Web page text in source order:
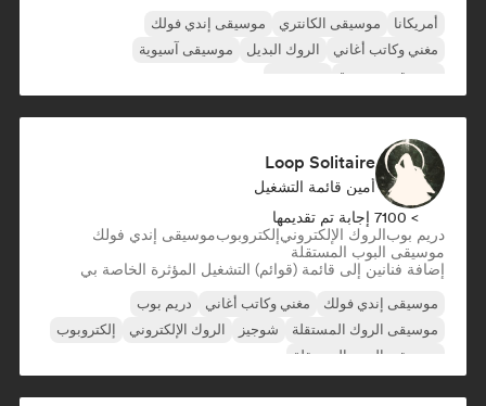
أمريكانا موسيقى الكانتري
موسيقى إندي فولك
مغني وكاتب أغاني
الروك البديل
موسيقى آسيوية
موسيقى مسيحية
Loop Solitaire
أمين قائمة التشغيل
> 7100 إجابة تم تقديمها
دريم بوبالروك الإلكترونيإلكتروبوبموسيقى إندي فولك
موسيقى البوب المستقلة
إضافة فنانين إلى قائمة (قوائم) التشغيل المؤثرة الخاصة بي
موسيقى إندي فولك مغني وكاتب أغاني
دريم بوب
موسيقى الروك المستقلة
شوجيز الروك الإلكتروني
إلكتروبوب
موسيقى البوب المستقلة